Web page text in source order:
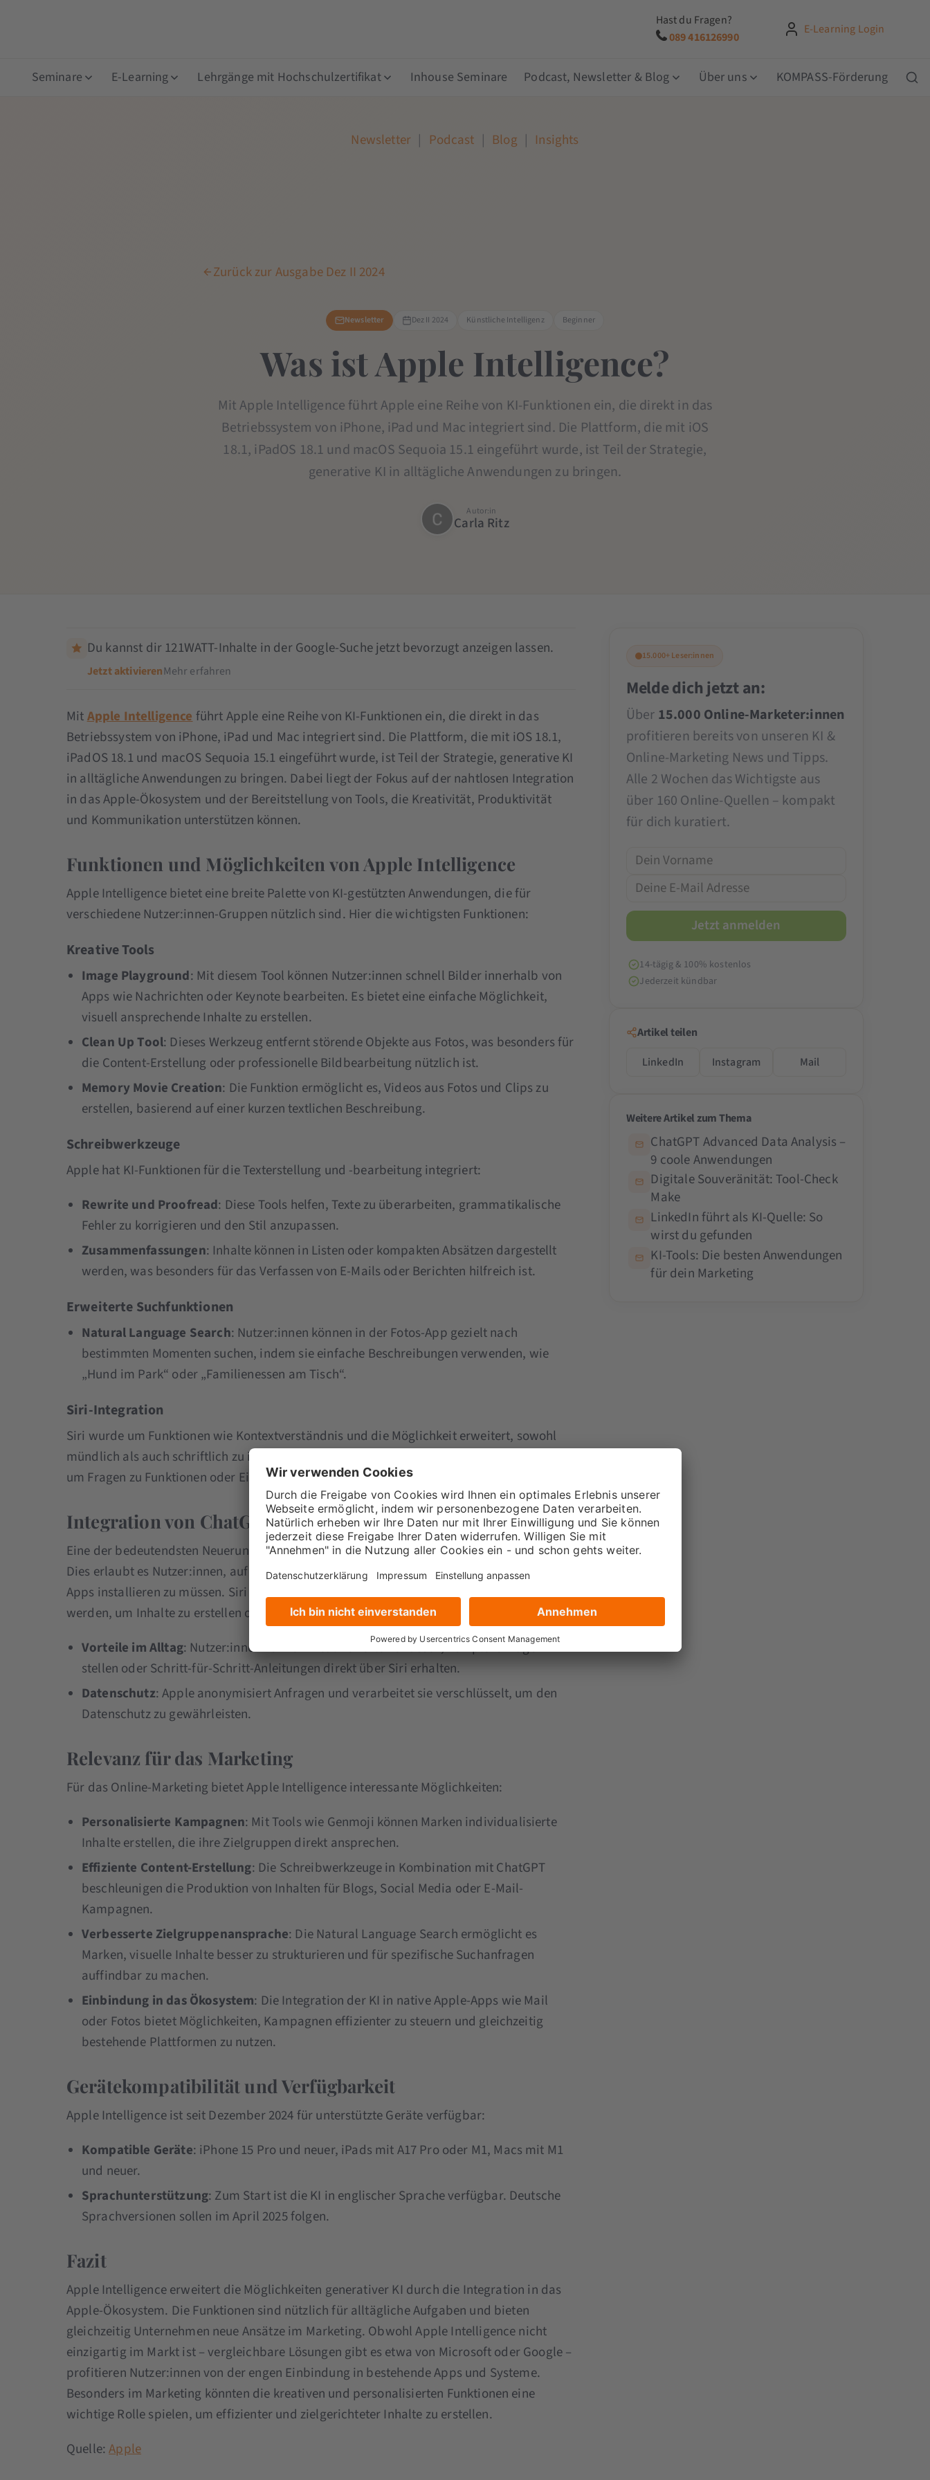
Hast du Fragen?
089 416126990
E-Learning Login
Seminare E-Learning Lehrgänge mit Hochschulzertifikat Inhouse Seminare Podcast, Newsletter & Blog Über uns KOMPASS-Förderung
Newsletter | Podcast | Blog | Insights
Zurück zur Ausgabe Dez II 2024
Newsletter Dez II 2024 Künstliche Intelligenz Beginner
Was ist Apple Intelligence?
Mit Apple Intelligence führt Apple eine Reihe von KI-Funktionen ein, die direkt in das
Betriebssystem von iPhone, iPad und Mac integriert sind. Die Plattform, die mit iOS
18.1, iPadOS 18.1 und macOS Sequoia 15.1 eingeführt wurde, ist Teil der Strategie,
generative KI in alltägliche Anwendungen zu bringen.
Autor:in
Carla Ritz
Du kannst dir 121WATT-Inhalte in der Google-Suche jetzt bevorzugt anzeigen lassen.
Jetzt aktivierenMehr erfahren
MitApple Intelligenceführt Apple eine Reihe von KI-Funktionen ein, die direkt in das
Betriebssystem von iPhone, iPad und Mac integriert sind. Die Plattform, die mit iOS 18.1,
iPadOS 18.1 und macOS Sequoia 15.1 eingeführt wurde, ist Teil der Strategie, generative KI
in alltägliche Anwendungen zu bringen. Dabei liegt der Fokus auf der nahtlosen Integration
in das Apple-Ökosystem und der Bereitstellung von Tools, die Kreativität, Produktivität
und Kommunikation unterstützen können.
Funktionen und Möglichkeiten von Apple Intelligence
Apple Intelligence bietet eine breite Palette von KI-gestützten Anwendungen, die für
verschiedene Nutzer:innen-Gruppen nützlich sind. Hier die wichtigsten Funktionen:
Kreative Tools
Image Playground: Mit diesem Tool können Nutzer:innen schnell Bilder innerhalb von
Apps wie Nachrichten oder Keynote bearbeiten. Es bietet eine einfache Möglichkeit,
visuell ansprechende Inhalte zu erstellen.
Clean Up Tool: Dieses Werkzeug entfernt störende Objekte aus Fotos, was besonders für
die Content-Erstellung oder professionelle Bildbearbeitung nützlich ist.
Memory Movie Creation: Die Funktion ermöglicht es, Videos aus Fotos und Clips zu
erstellen, basierend auf einer kurzen textlichen Beschreibung.
Schreibwerkzeuge
Apple hat KI-Funktionen für die Texterstellung und -bearbeitung integriert:
Rewrite und Proofread: Diese Tools helfen, Texte zu überarbeiten, grammatikalische
Fehler zu korrigieren und den Stil anzupassen.
Zusammenfassungen: Inhalte können in Listen oder kompakten Absätzen dargestellt
werden, was besonders für das Verfassen von E-Mails oder Berichten hilfreich ist.
Erweiterte Suchfunktionen
Natural Language Search: Nutzer:innen können in der Fotos-App gezielt nach
bestimmten Momenten suchen, indem sie einfache Beschreibungen verwenden, wie
„Hund im Park“ oder „Familienessen am Tisch“.
Siri-Integration
Siri wurde um Funktionen wie Kontextverständnis und die Möglichkeit erweitert, sowohl
mündlich als auch schriftlich zu interagieren. Siri kann zudem auf Systemwissen zugreifen,
um Fragen zu Funktionen oder Einstellungen der Geräte zu beantworten.
Integration von ChatGPT
Eine der bedeutendsten Neuerungen ist die Integration vonChatGPTin Apple Intelligence.
Dies erlaubt es Nutzer:innen, auf generative KI-Funktionen zuzugreifen, ohne zusätzliche
Apps installieren zu müssen. Siri und die Schreibwerkzeuge können mit ChatGPT genutzt
werden, um Inhalte zu erstellen oder Fragen zu beantworten.
Vorteile im Alltag: Nutzer:innen können kreative Texte verfassen, komplexe Fragen
stellen oder Schritt-für-Schritt-Anleitungen direkt über Siri erhalten.
Datenschutz: Apple anonymisiert Anfragen und verarbeitet sie verschlüsselt, um den
Datenschutz zu gewährleisten.
Relevanz für das Marketing
Für das Online-Marketing bietet Apple Intelligence interessante Möglichkeiten:
Personalisierte Kampagnen: Mit Tools wie Genmoji können Marken individualisierte
Inhalte erstellen, die ihre Zielgruppen direkt ansprechen.
Effiziente Content-Erstellung: Die Schreibwerkzeuge in Kombination mit ChatGPT
beschleunigen die Produktion von Inhalten für Blogs, Social Media oder E-Mail-
Kampagnen.
Verbesserte Zielgruppenansprache: Die Natural Language Search ermöglicht es
Marken, visuelle Inhalte besser zu strukturieren und für spezifische Suchanfragen
auffindbar zu machen.
Einbindung in das Ökosystem: Die Integration der KI in native Apple-Apps wie Mail
oder Fotos bietet Möglichkeiten, Kampagnen effizienter zu steuern und gleichzeitig
bestehende Plattformen zu nutzen.
Gerätekompatibilität und Verfügbarkeit
Apple Intelligence ist seit Dezember 2024 für unterstützte Geräte verfügbar:
Kompatible Geräte: iPhone 15 Pro und neuer, iPads mit A17 Pro oder M1, Macs mit M1
und neuer.
Sprachunterstützung: Zum Start ist die KI in englischer Sprache verfügbar. Deutsche
Sprachversionen sollen im April 2025 folgen.
Fazit
Apple Intelligence erweitert die Möglichkeiten generativer KI durch die Integration in das
Apple-Ökosystem. Die Funktionen sind nützlich für alltägliche Aufgaben und bieten
gleichzeitig Unternehmen neue Ansätze im Marketing. Obwohl Apple Intelligence nicht
einzigartig im Markt ist – vergleichbare Lösungen gibt es etwa von Microsoft oder Google –
profitieren Nutzer:innen von der engen Einbindung in bestehende Apps und Systeme.
Besonders im Marketing könnten die kreativen und personalisierten Funktionen eine
wichtige Rolle spielen, um effizienter und zielgerichteter Inhalte zu erstellen.
Quelle:Apple
15.000+ Leser:innen
Melde dich jetzt an:
Über 15.000 Online-Marketer:innen
profitieren bereits von unseren KI &
Online-Marketing News und Tipps.
Alle 2 Wochen das Wichtigste aus
über 160 Online-Quellen – kompakt
für dich kuratiert.
14-tägig & 100% kostenlos
Jederzeit kündbar
Artikel teilen
LinkedIn
Instagram Mail
Weitere Artikel zum Thema
ChatGPT Advanced Data Analysis –
9 coole Anwendungen
Digitale Souveränität: Tool-Check
Make
LinkedIn führt als KI-Quelle: So
wirst du gefunden
KI-Tools: Die besten Anwendungen
für dein Marketing